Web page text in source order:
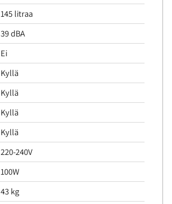
145 litraa
39 dBA
Ei
Kyllä
Kyllä
Kyllä
Kyllä
220-240V
100W
43 kg